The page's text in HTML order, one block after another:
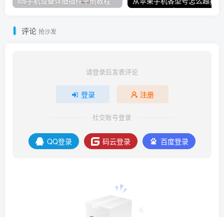
评论 抢沙发
请登录后发表评论
登录 注册
社交账号登录
QQ登录 码云登录 百度登录